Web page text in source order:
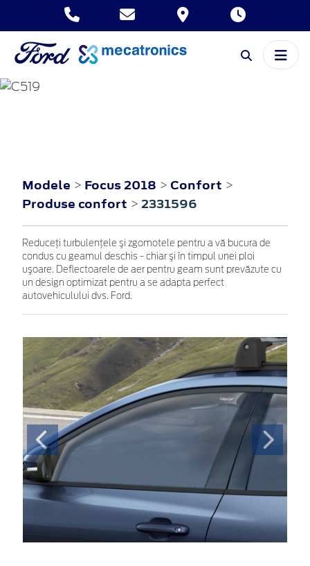
Modele > Focus 2018 > Confort >
Produse confort > 2331596
Reduceţi turbulenţele şi zgomotele pentru a vă bucura de
condus cu geamul deschis - chiar şi în timpul unei ploi
uşoare. Deflectoarele de aer pentru geam sunt prevăzute cu
un design optimizat pentru a se adapta perfect
autovehiculului dvs. Ford.